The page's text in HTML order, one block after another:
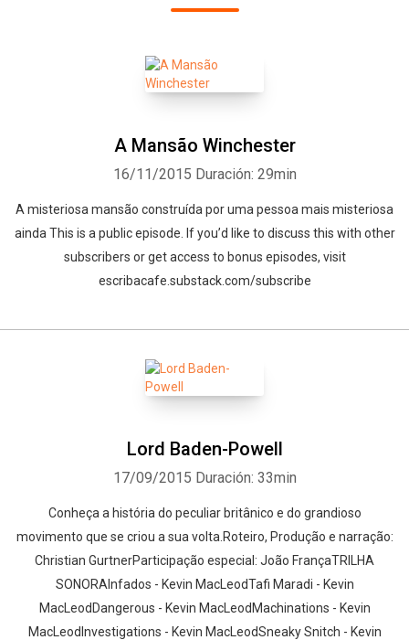
A Mansão Winchester
16/11/2015 Duración: 29min
A misteriosa mansão construída por uma pessoa mais misteriosa
ainda This is a public episode. If you’d like to discuss this with other
subscribers or get access to bonus episodes, visit
escribacafe.substack.com/subscribe
Lord Baden-Powell
17/09/2015 Duración: 33min
Conheça a história do peculiar britânico e do grandioso
movimento que se criou a sua volta.Roteiro, Produção e narração:
Christian GurtnerParticipação especial: João FrançaTRILHA
SONORAInfados - Kevin MacLeodTafi Maradi - Kevin
MacLeodDangerous - Kevin MacLeodMachinations - Kevin
MacLeodInvestigations - Kevin MacLeodSneaky Snitch - Kevin